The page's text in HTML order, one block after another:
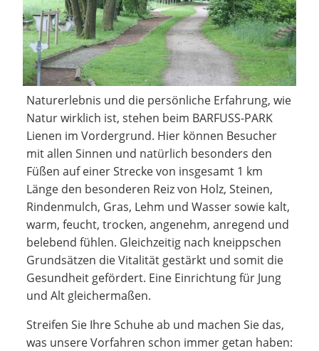
Naturerlebnis und die persönliche Erfahrung, wie
Natur wirklich ist, stehen beim BARFUSS-PARK
Lienen im Vordergrund. Hier können Besucher
mit allen Sinnen und natürlich besonders den
Füßen auf einer Strecke von insgesamt 1 km
Länge den besonderen Reiz von Holz, Steinen,
Rindenmulch, Gras, Lehm und Wasser sowie kalt,
warm, feucht, trocken, angenehm, anregend und
belebend fühlen. Gleichzeitig nach kneippschen
Grundsätzen die Vitalität gestärkt und somit die
Gesundheit gefördert. Eine Einrichtung für Jung
und Alt gleichermaßen.
Streifen Sie Ihre Schuhe ab und machen Sie das,
was unsere Vorfahren schon immer getan haben: